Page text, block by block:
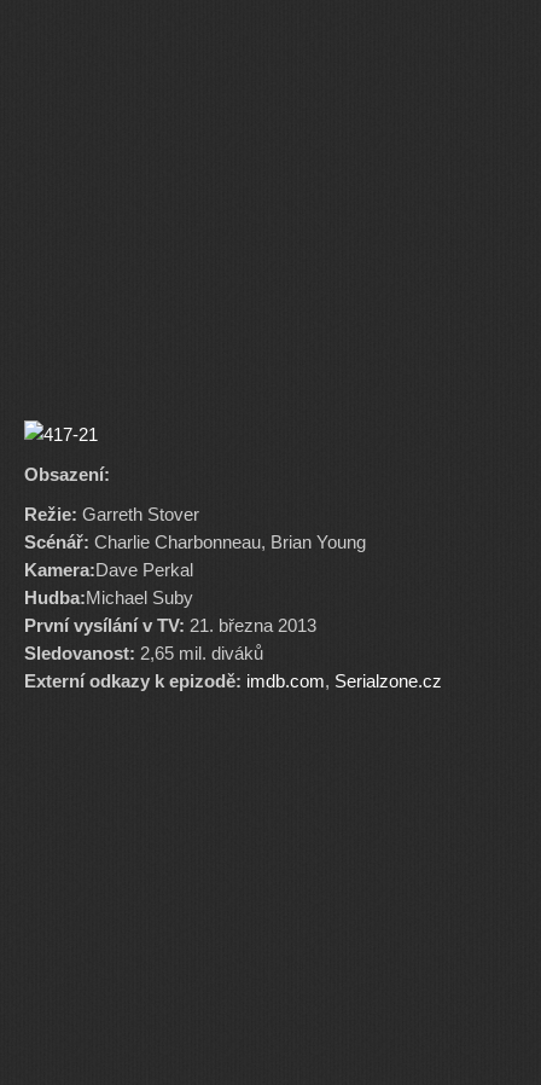
Obsazení:
Režie: Garreth Stover
Scénář: Charlie Charbonneau, Brian Young
Kamera:Dave Perkal
Hudba:Michael Suby
První vysílání v TV: 21. března 2013
Sledovanost: 2,65 mil. diváků
Externí odkazy k epizodě: imdb.com, Serialzone.cz